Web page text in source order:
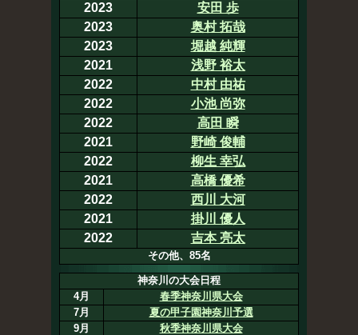
2023
安田 歩
2023
奥村 拓哉
2023
堀越 純輝
2021
浅野 裕太
2022
中村 由祐
2022
小池 尚弥
2022
高田 瞬
2021
野崎 俊輔
2022
柳生 幸弘
2021
高橋 優希
2022
西川 大河
2021
掛川 優人
2022
吉本 亮太
その他、85名
神奈川の大会日程
4月
春季神奈川県大会
7月
夏の甲子園神奈川予選
9月
秋季神奈川県大会